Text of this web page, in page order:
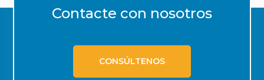
Contacte con nosotros
CONSÚLTENOS